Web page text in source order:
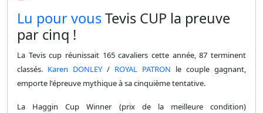
​Lu pour vousTevis CUP la preuve
par cinq !
La Tevis cup réunissait 165 cavaliers cette année, 87 terminent
classés. Karen DONLEY/ ROYAL PATRON le couple gagnant,
emporte l'épreuve mythique à sa cinquième tentative.
La Haggin Cup Winner (prix de la meilleure condition)